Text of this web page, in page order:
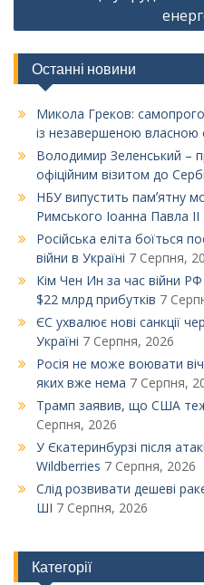
Останні новини
Микола Греков:
із незавершеною власною
Володимир Зеленський –
офіційним візитом до
НБУ випустить памʼятну
Римського Іоанна Павла ІІ
Російська еліта боїться
війни в Україні 7 Серпня,
Кім Чен Ин за час війни
$22 млрд прибутків 7
ЄС ухвалює нові санкції
Україні 7 Серпня, 2026
Росія не може воювати
яких вже нема 7 Серпня,
Трамп заявив, що США теж
Серпня, 2026
У Єкатеринбурзі після
Wildberries 7 Серпня, 2026
Слід розвивати дешеві
ШІ 7 Серпня, 2026
Категорії